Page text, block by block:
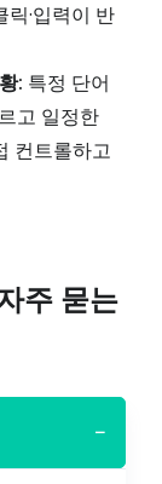
·입력이 반
: 특정 단어
고 일정한
컨트롤하고
주 묻는
−